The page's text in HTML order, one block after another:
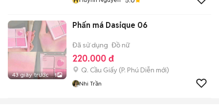
43 giây trước 1
Phấn má Dasique 06
Đã sử dụng Đồ nữ
220.000 đ
Q. Cầu Giấy (P. Phú Diễn mới)
Nhi Trần